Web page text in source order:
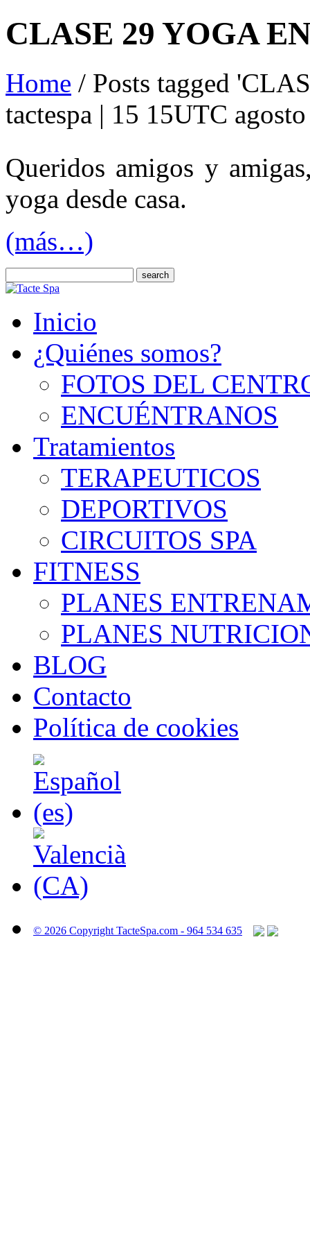
CLASE 29 YOGA
Home / Posts tagged
tactespa | 15 15UTC
Queridos amigos y
yoga desde casa.
(más…)
Inicio
¿Quiénes somos?
FOTOS DEL
ENCUÉNTRANOS
Tratamientos
TERAPEUTICOS
DEPORTIVOS
CIRCUITOS SPA
FITNESS
PLANES
PLANES
BLOG
Contacto
Política de cookies
© 2026 Copyright TacteSpa.com - 964 534 635